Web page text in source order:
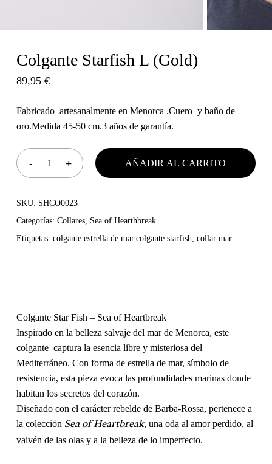
Colgante Starfish L (Gold)
89,95 €
Fabricado artesanalmente en Menorca .Cuero y baño de
oro.Medida 45-50 cm.3 años de garantía.
AÑADIR AL CARRITO
SKU: SHCO0023
Categorías: Collares, Sea of Hearthbreak
Etiquetas: colgante estrella de mar.colgante starfish, collar mar
Colgante Star Fish – Sea of Heartbreak
Inspirado en la belleza salvaje del mar de Menorca, este
colgante captura la esencia libre y misteriosa del
Mediterráneo. Con forma de estrella de mar, símbolo de
resistencia, esta pieza evoca las profundidades marinas donde
habitan los secretos del corazón.
Diseñado con el carácter rebelde de Barba-Rossa, pertenece a
la colección Sea of Heartbreak, una oda al amor perdido, al
vaivén de las olas y a la belleza de lo imperfecto.